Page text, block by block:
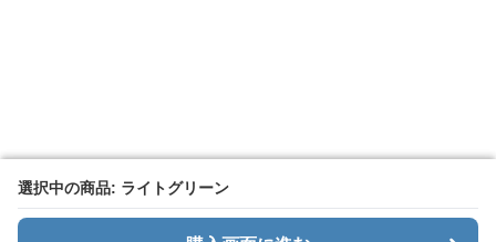
選択中の商品: ライトグリーン
選択中の商品: ライトグリーン